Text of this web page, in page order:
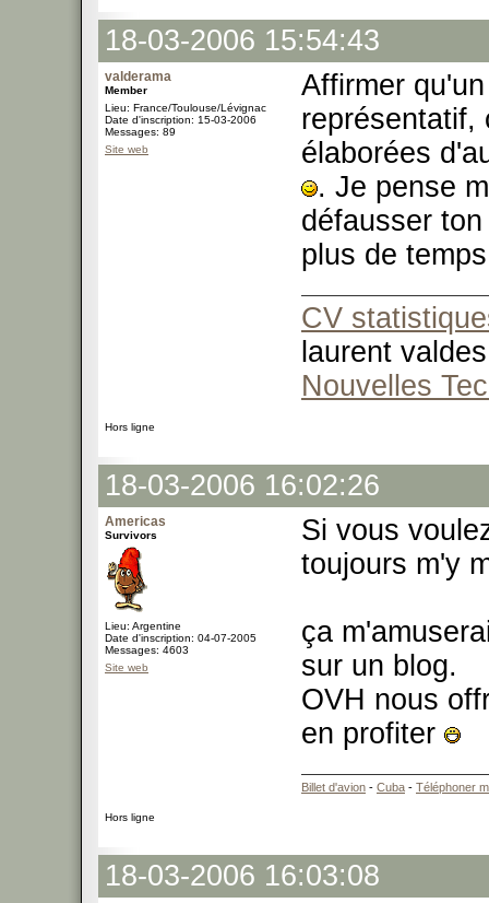
18-03-2006 15:54:43
valderama
Member
Lieu: France/Toulouse/Lévignac
Date d'inscription: 15-03-2006
Messages: 89
Site web
Affirmer
représentatif,
élaborées
. Je pense
défausser
plus de
CV
laurent
Nouvelles
Hors ligne
18-03-2006 16:02:26
Americas
Survivors
Lieu: Argentine
Date d'inscription: 04-07-2005
Messages: 4603
Site web
Si vous
toujours m'y
ça
sur un blog.
OVH nous
en profiter
Billet d'avion - Cuba - Téléphoner
Hors ligne
18-03-2006 16:03:08